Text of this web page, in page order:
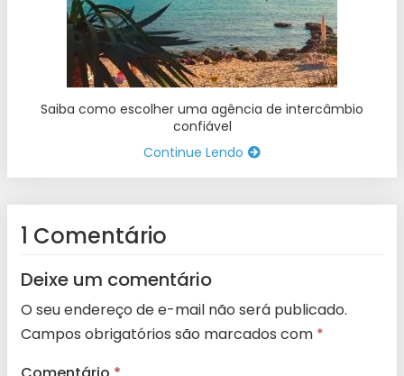
Saiba como escolher uma agência de intercâmbio
confiável
Continue Lendo
1 Comentário
Deixe um comentário
O seu endereço de e-mail não será publicado.
Campos obrigatórios são marcados com *